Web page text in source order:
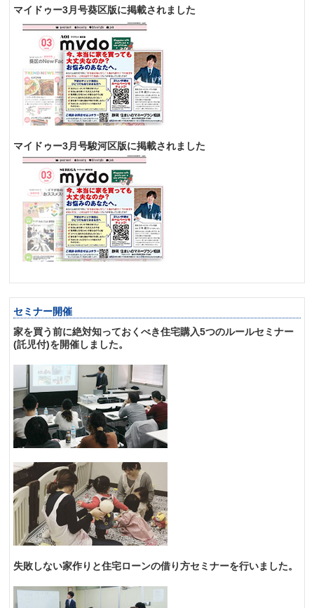
マイドゥー3月号葵区版に掲載されました
マイドゥー3月号駿河区版に掲載されました
セミナー開催
家を買う前に絶対知っておくべき住宅購入5つのルールセミナー
(託児付)を開催しました。
失敗しない家作りと住宅ローンの借り方セミナーを行いました。